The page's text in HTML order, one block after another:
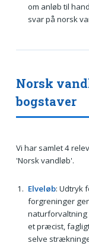
om anløb til
svar på norsk
Norsk
bogstaver
Vi har samlet 4
'Norsk vandløb'.
Elveløb: Udtryk
forgreninger
naturforvaltning
et præcist,
selve